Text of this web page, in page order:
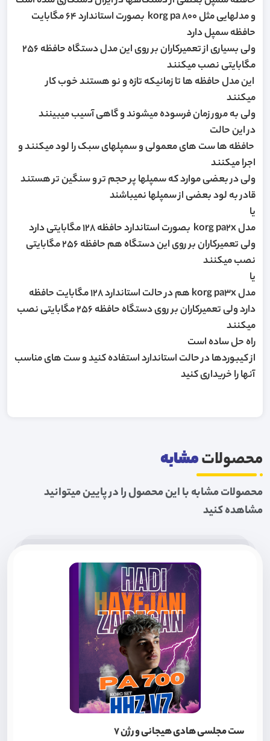
و مدلهایی مثل korg pa 800 بصورت استاندارد 64 مگابایت
حافظه سمپل دارد
ولی بسیاری از تعمیرکاران بر روی این مدل دستگاه حافظه 256
مگابایتی نصب میکنند
این مدل حافظه ها تا زمانیکه تازه و نو هستند خوب کار
میکنند
ولی به مرور زمان فرسوده میشوند و گاهی آسیب میبینند
در این حالت
حافظه ها ست های معمولی و سمپلهای سبک را لود میکنند و
اجرا میکنند
ولی در بعضی موارد که سمپلها پر حجم تر و سنگین تر هستند
قادر به لود بعضی از سمپلها نمیباشند
یا
مدل korg pa2x بصورت استاندارد حافظه 128 مگابایتی دارد
ولی تعمیرکاران بر روی این دستگاه هم حافظه 256 مگابایتی
نصب میکنند
یا
مدل korg pa3x هم در حالت استاندارد 128 مگابایت حافظه
دارد ولی تعمیرکاران بر روی دستگاه حافظه 256 مگابایتی نصب
میکنند
راه حل ساده است
از کیبوردها در حالت استاندارد استفاده کنید و ست های مناسب
آنها را خریداری کنید
محصولاتمشابه
محصولات مشابه با این محصول را در پایین میتوانید
مشاهده کنید
ست مجلسی هادی هیجانی ورژن 7